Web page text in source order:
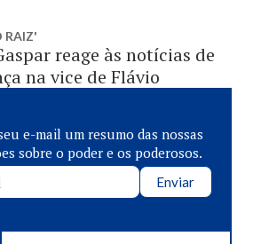
RAIZ'
reage às notícias de
na vice de Flávio
e-mail um resumo das nossas
sobre o poder e os poderosos.
Enviar